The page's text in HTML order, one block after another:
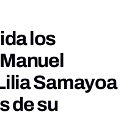
los
Samayoa
de su